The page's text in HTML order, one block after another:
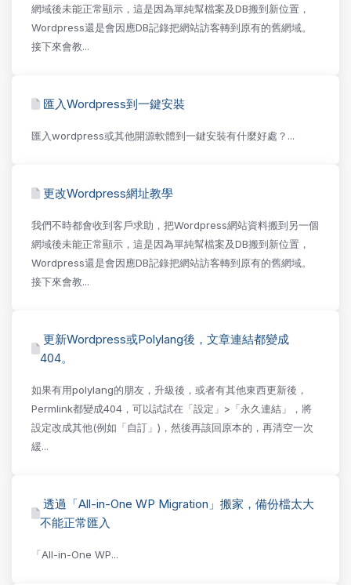
網域後未能正常顯示，這是因為單純幫檔案及DB搬到新位置，
Wordpress還是會因應DB記錄把網站訪客轉到原有的舊網域。
接下來會教...
匯入Wordpress到一鍵安裝
匯入wordpress或其他開源軟體到一鍵安裝有什麼好處？...
更改Wordpress網址教學
我們不時都會收到客戶求助，把Wordpress網站資料搬到另一個
網域後未能正常顯示，這是因為單純幫檔案及DB搬到新位置，
Wordpress還是會因應DB記錄把網站訪客轉到原有的舊網域。
接下來會教...
更新Wordpress或Polylang後，文章連結都變成
404。
如果有用polylang的朋友，升級後，或者有其他東西更新後，
Permlink都變成404，可以試試在「設定」>「永久連結」，將
設定改成其他(例如「自訂」)，然後再該回原本的，再清空一次
緩...
透過「All-in-One WP Migration」搬家，備份檔太大
不能正常匯入
「All-in-One WP...